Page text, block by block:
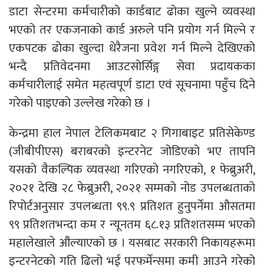
डाटा सेन्टरमा कर्मचारीको कार्डबाट ढोका खुल्ने व्यवस्था
भएको तर एकजनाको कार्ड अरुले पनि प्रयोग गर्न मिल्ने र
एकपटक ढोका खुल्दा धेरैजना प्रवेश गर्न मिल्ने देखिएको
भन्दै प्रतिवेदनमा आउटसोर्सिङ्ग सेवा प्रदायकका
कर्मचारीलाई समेत महत्वपूर्ण डाटा एवं सूचनामा पहुँच दिने
गरेको पाइएको उल्लेख गरेको छ ।
केन्द्रमा हाल नेपाल टेलिकमबाट २ गिगाबाइट प्रतिसेकेण्ड
(जीबीपीएस) बराबरको इन्टरनेट जोडिएको भए तापनि
यसको वैकल्पिक व्यवस्था गरिएको नगरिएको, १ फेब्रुअरी,
२०२१ देखि २८ फेब्रुअरी, २०२१ सम्मको नोड उपलब्धताको
रिपोर्टअनुसार उपलब्धता ९९.९ प्रतिशत हुनुपर्नेमा औसतमा
९९ प्रतिशतभन्दा कम र न्यूनतम ६८.१३ प्रतिशतसम्म भएको
महालेखाले औंल्याएको छ । यसबाट सरकारी निकायहरूमा
इन्टरनेटको गति ढिलो भई परफर्मेन्समा कमी आउने गरेको